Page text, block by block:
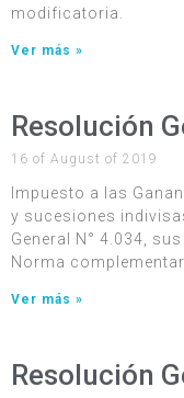
modificatoria.
Ver más »
Resolución
16 of August of 2019
Impuesto a las
y sucesiones
General N° 4.034,
Norma
Ver más »
Resolución